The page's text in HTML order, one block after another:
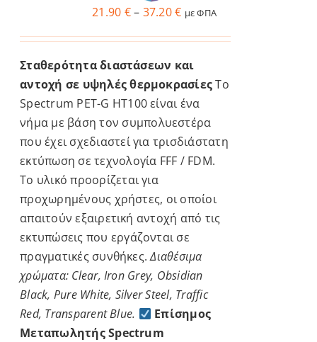
21.90 €– 37.20€Price
through
37.20 €
με ΦΠΑ
Σταθερότηταδιαστάσεων και
αντοχή σε υψηλέςθερμοκρασίες Το
Spectrum PET-G HT100είναι ένα
νήμα με βάση τον συμπολυεστέρα
που έχει σχεδιαστείγια τρισδιάστατη
εκτύπωση σε τεχνολογία FFF / FDM.
Το υλικό προορίζεταιγια
προχωρημένους χρήστες, οι οποίοι
απαιτούν εξαιρετική αντοχή από τις
εκτυπώσεις που εργάζονται σε
πραγματικές συνθήκες.Διαθέσιμα
χρώματα: Clear, Iron Grey, Obsidian
Black, Pure White, Silver Steel, Traffic
Red, Transparent Blue.
Επίσημος
Μεταπωλητής Spectrum